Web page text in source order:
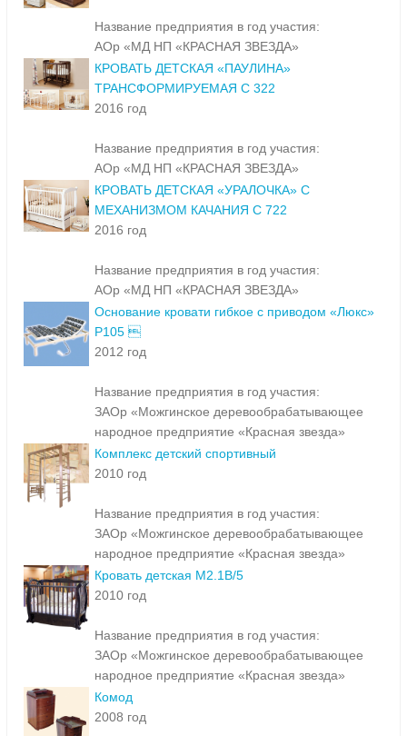
Название предприятия в год участия:
АОр «МД НП «КРАСНАЯ ЗВЕЗДА»
КРОВАТЬ ДЕТСКАЯ «ПАУЛИНА»
ТРАНСФОРМИРУЕМАЯ С 322
2016 год
Название предприятия в год участия:
АОр «МД НП «КРАСНАЯ ЗВЕЗДА»
КРОВАТЬ ДЕТСКАЯ «УРАЛОЧКА» С
МЕХАНИЗМОМ КАЧАНИЯ С 722
2016 год
Название предприятия в год участия:
АОр «МД НП «КРАСНАЯ ЗВЕЗДА»
Основание кровати гибкое с приводом «Люкс»
Р105 
2012 год
Название предприятия в год участия:
ЗАОр «Можгинское деревообрабатывающее
народное предприятие «Красная звезда»
Комплекс детский спортивный
2010 год
Название предприятия в год участия:
ЗАОр «Можгинское деревообрабатывающее
народное предприятие «Красная звезда»
Кровать детская М2.1В/5
2010 год
Название предприятия в год участия:
ЗАОр «Можгинское деревообрабатывающее
народное предприятие «Красная звезда»
Комод
2008 год